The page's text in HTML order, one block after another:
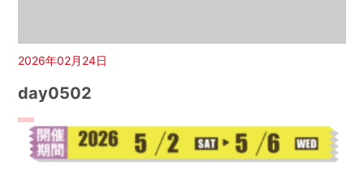
2026年02月24日
day0502